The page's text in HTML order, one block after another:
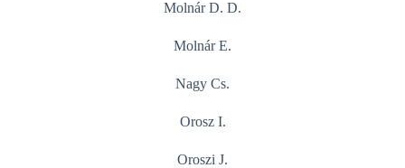
Molnár D. D.
Molnár E.
Nagy Cs.
Orosz I.
Oroszi J.